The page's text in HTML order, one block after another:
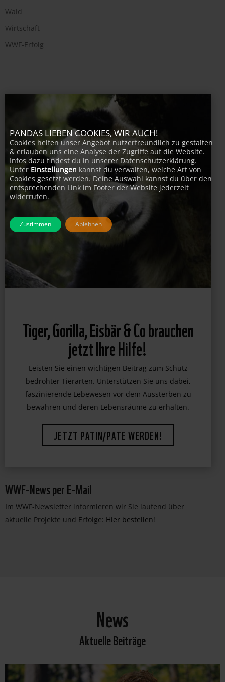
Wald
Wirtschaft
WWF-Erfolg
Tiger, Gorilla, Eisbär & Co brauchen
jetzt Ihre Hilfe!
Leisten Sie einen wichtigen Beitrag zum Schutz
bedrohter Tierarten. Unterstützen Sie uns dabei,
faszinierende Lebewesen vor dem Aussterben zu
bewahren und deren Lebensräume zu erhalten.
JETZT PATIN/PATE WERDEN!
WWF-News per E-Mail
Im WWF-Newsletter informieren wir Sie laufend über
aktuelle Projekte und Erfolge: Hier bestellen!
News
Aktuelle Beiträge
PANDAS LIEBEN COOKIES, WIR AUCH!
Cookies helfen unser Angebot nutzerfreundlich zu gestalten
& erlauben uns eine Analyse der Zugriffe auf die Website.
Infos dazu findest du in unserer Datenschutzerklärung.
Unter Einstellungen kannst du verwalten, welche Art von
Cookies gesetzt werden. Deine Auswahl kannst du über den
entsprechenden Link im Footer der Website jederzeit
widerrufen.
Zustimmen Ablehnen